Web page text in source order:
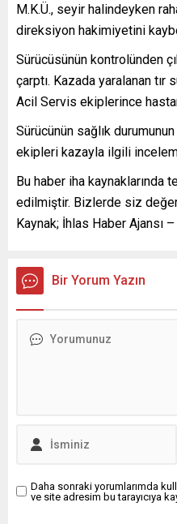
M.K.Ü., seyir halindeyken
direksiyon hakimiyetini
Sürücüsünün kontrolünden
çarptı. Kazada yaralanan
Acil Servis ekiplerince
Sürücünün sağlık
ekipleri kazayla ilgili
Bu haber iha
edilmiştir. Bizlerde siz
Kaynak; İhlas Haber Ajansı –
Bir Yorum Yazın
Daha sonraki yorumlarımda
ve site adresim bu tarayıcıya